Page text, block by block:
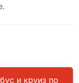
и круиз по